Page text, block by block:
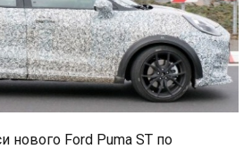
нового Ford Puma ST по